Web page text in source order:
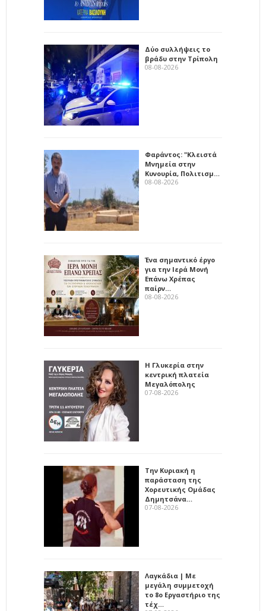
Δύο συλλήψεις το
βράδυ στην Τρίπολη
08-08-2026
Φαράντος: "Κλειστά
Μνημεία στην
Κυνουρία, Πολιτισμ…
08-08-2026
Ένα σημαντικό έργο
για την Ιερά Μονή
Επάνω Χρέπας
παίρν…
08-08-2026
Η Γλυκερία στην
κεντρική πλατεία
Μεγαλόπολης
07-08-2026
Την Κυριακή η
παράσταση της
Χορευτικής Ομάδας
Δημητσάνα…
07-08-2026
Λαγκάδια | Με
μεγάλη συμμετοχή
το 8ο Εργαστήριο της
τέχ…